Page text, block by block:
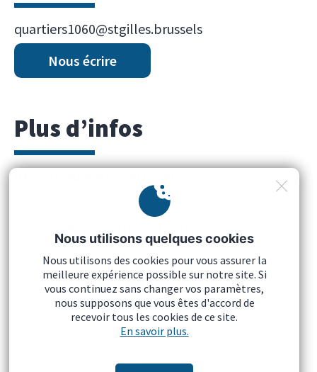
quartiers1060@stgilles.brussels
Nous écrire
Plus d’infos
Mentions légales
Cookies
Nous utilisons quelques cookies
Nous utilisons des cookies pour vous assurer la
meilleure expérience possible sur notre site. Si
vous continuez sans changer vos paramètres,
nous supposons que vous êtes d'accord de
recevoir tous les cookies de ce site.
En savoir plus.